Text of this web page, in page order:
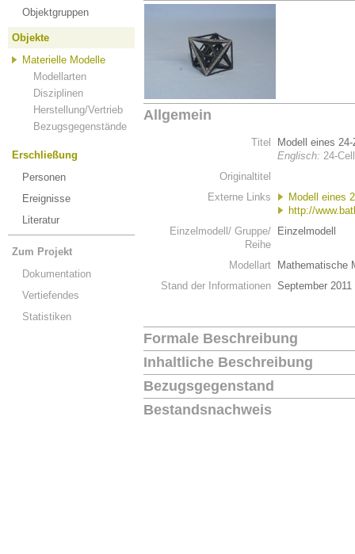
Objektgruppen
Objekte
Materielle Modelle
Modellarten
Disziplinen
Herstellung/Vertrieb
Bezugsgegenstände
Erschließung
Personen
Ereignisse
Literatur
Zum Projekt
Dokumentation
Vertiefendes
Statistiken
Allgemein
Titel
Modell eines
Englisch: 24-Cell
Originaltitel
Externe Links
Modell eines
http://
Einzelmodell/ Gruppe/
Reihe
Einzelmodell
Modellart
Mathematische
Stand der Informationen September 2011
Formale Beschreibung
Inhaltliche Beschreibung
Bezugsgegenstand
Bestandsnachweis